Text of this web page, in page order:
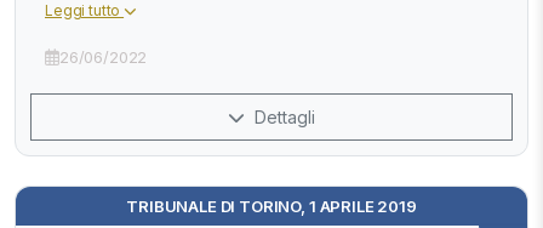
Leggi tutto
26/06/2022
Dettagli
TRIBUNALE DI TORINO, 1 APRILE 2019